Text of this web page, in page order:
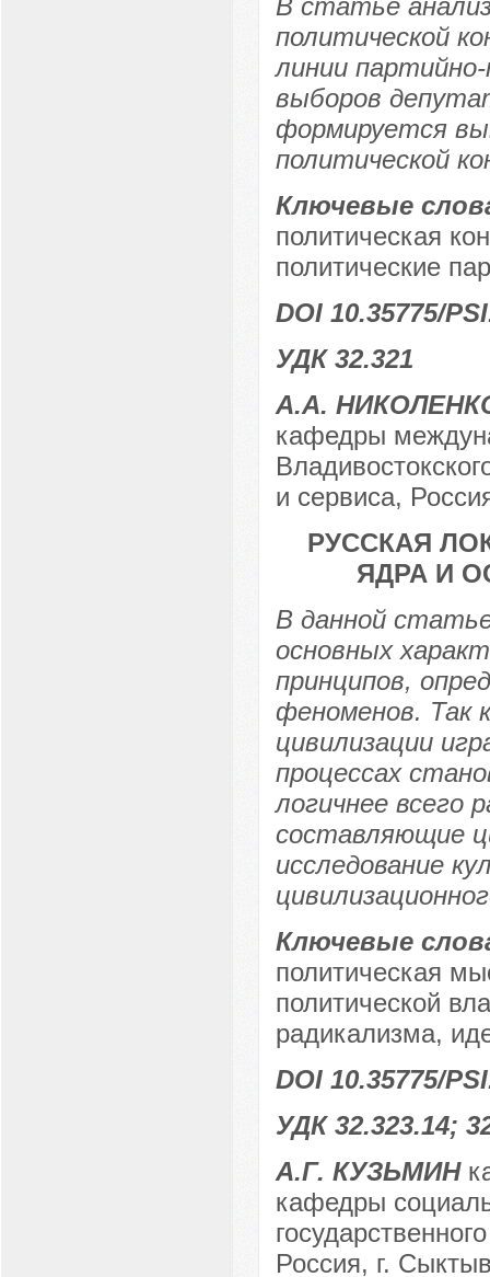
В статье
политической
линии партийно-
выборов
формируется
политической
Ключевые
политическая
политические
DOI 10.35775/
УДК 32.321
А.А.
кафедры
и сервиса,
РУССКАЯ
ЯДРА И
В данной
основных
принципов,
феноменов. Так
цивилизации
процессах
логичнее всего
составляющие
исследование
Ключевые
политическая
политической
радикализма,
DOI 10.35775/
УДК 32.323.14;
А.Г. КУЗЬМИН
кафедры
Россия, г.